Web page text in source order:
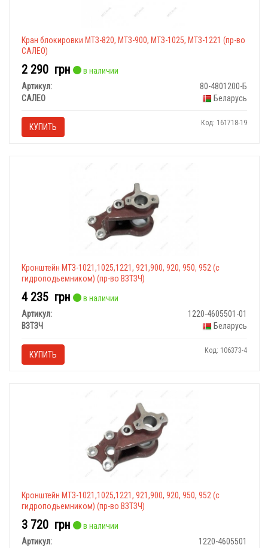
Кран блокировки МТЗ-820, МТЗ-900, МТЗ-1025, МТЗ-1221 (пр-во
САЛЕО)
2 290 грн
в наличии
Артикул:
80-4801200-Б
САЛЕО
Беларусь
КУПИТЬ Код: 161718-19
Кронштейн МТЗ-1021,1025,1221, 921,900, 920, 950, 952 (с
гидроподьемником) (пр-во ВЗТЗЧ)
4 235 грн
в наличии
Артикул:
1220-4605501-01
ВЗТЗЧ
Беларусь
КУПИТЬ Код: 106373-4
Кронштейн МТЗ-1021,1025,1221, 921,900, 920, 950, 952 (с
гидроподьемником) (пр-во ВЗТЗЧ)
3 720 грн
в наличии
Артикул:
1220-4605501